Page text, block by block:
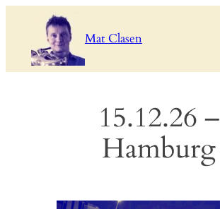
content
Mat Clasen
15.12.26 –
Hamburg